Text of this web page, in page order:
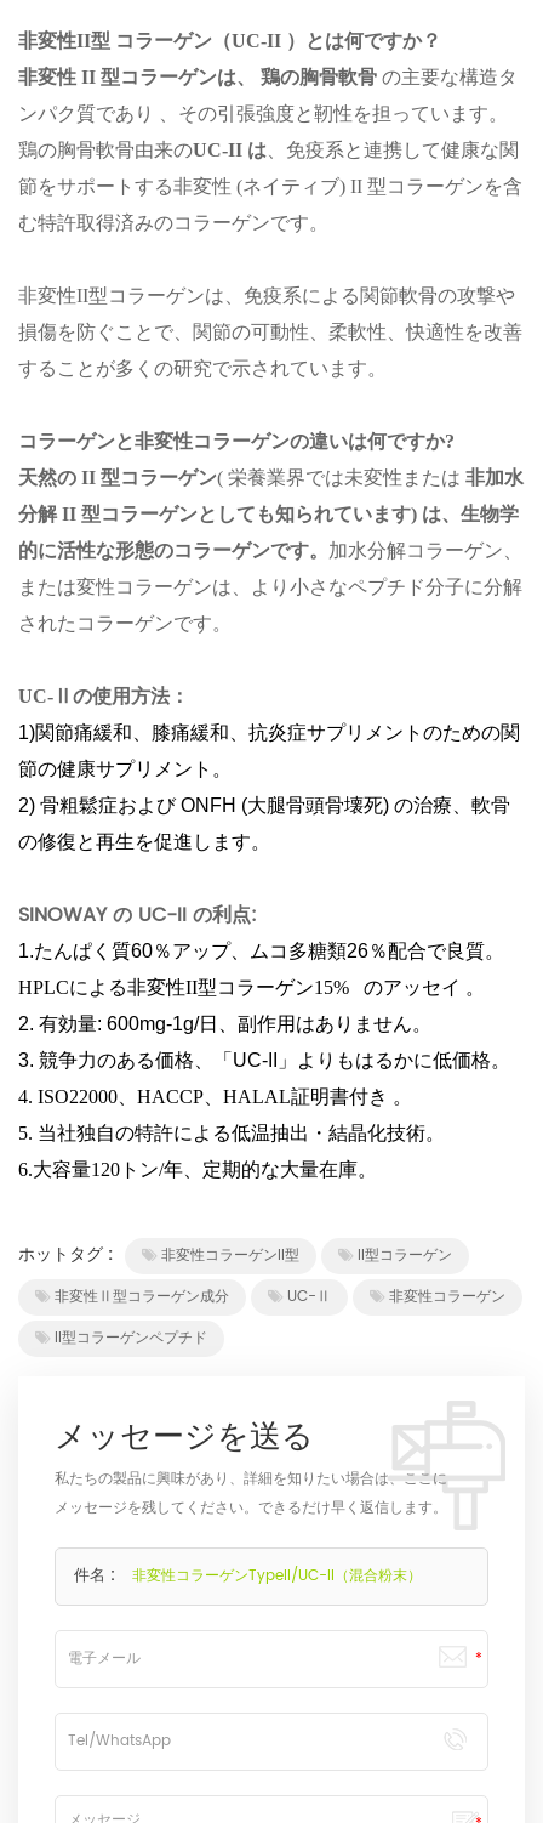
非変性II型 コラーゲン （UC-II ）とは何ですか？
非変性 II 型コラーゲンは、
鶏の胸骨軟骨 の主要な構造タ
ンパク質であり
、その引張強度と靭性を担っています。
鶏の胸骨軟骨由来のUC-II は 、免疫系と連携して健康な関
節をサポートする非変性 (ネイティブ) II 型コラーゲンを含
む特許取得済みのコラーゲンです。
非変性II型コラーゲンは、免疫系による関節軟骨の攻撃や
損傷を防ぐことで、関節の可動性、柔軟性、快適性を改善
することが多くの研究で示されています。
コラーゲンと非変性コラーゲンの違いは何ですか?
天然の II 型コラーゲン( 栄養業界では未変性または 非加水
分解 II 型コラーゲンとしても知られています) は、生物学
的に活性な形態のコラーゲンです。 加水分解コラーゲン、
または変性コラーゲンは、より小さなペプチド分子に分解
されたコラーゲンです。
UC-Ⅱの使用方法：
1)関節痛緩和、膝痛緩和、抗炎症サプリメントのための関
節の健康サプリメント。
2) 骨粗鬆症および ONFH (大腿骨頭骨壊死) の治療、軟骨
の修復と再生を促進します。
SINOWAY の UC-II の利点:
1.たんぱく質60％アップ、ムコ多糖類26％配合で良質。
HPLCによる非変性II型コラーゲン15% のアッセイ 。
2. 有効量: 600mg-1g/日、副作用はありません。
3. 競争力のある価格、「UC-II」よりもはるかに低価格。
4. ISO22000、HACCP、HALAL証明書付き 。
5. 当社独自の特許による低温抽出・結晶化技術。
6.大容量120トン/年、定期的な大量在庫。
ホットタグ : 非変性コラーゲンII型
II型コラーゲン
非変性Ⅱ型コラーゲン成分
UC-Ⅱ
非変性コラーゲン
II型コラーゲンペプチド
メッセージを送る
私たちの製品に興味があり、詳細を知りたい場合は、ここに
メッセージを残してください。できるだけ早く返信します。
件名 : 非変性コラーゲンTypeII/UC-II（混合粉末）